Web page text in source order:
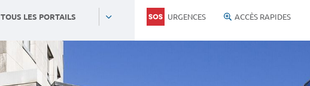
TOUS LES PORTAILS URGENCES ACCÈS RAPIDES